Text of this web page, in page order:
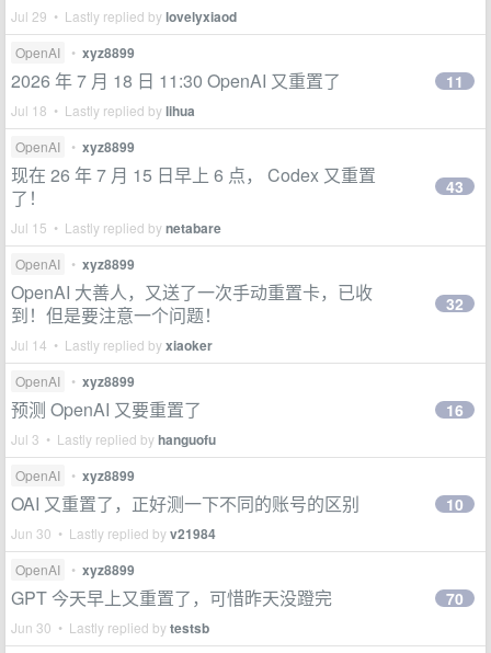
Jul 29 • Lastly replied bylovelyxiaod
OpenAI • xyz8899
2026 年 7 月 18 日 11:30 OpenAI 又重置了
Jul 18 • Lastly replied bylihua
11
OpenAI • xyz8899
现在 26 年 7 月 15 日早上 6 点， Codex 又重置
了！
Jul 15 • Lastly replied bynetabare
43
OpenAI • xyz8899
OpenAI 大善人，又送了一次手动重置卡，已收
到！但是要注意一个问题！
Jul 14 • Lastly replied byxiaoker
32
OpenAI • xyz8899
预测 OpenAI 又要重置了
Jul 3 • Lastly replied byhanguofu
16
OpenAI • xyz8899
OAI 又重置了，正好测一下不同的账号的区别
Jun 30 • Lastly replied byv21984
10
OpenAI • xyz8899
GPT 今天早上又重置了，可惜昨天没蹬完
Jun 30 • Lastly replied bytestsb
70